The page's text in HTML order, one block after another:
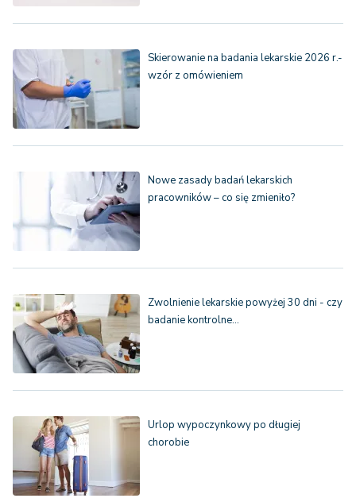
Skierowanie na badania lekarskie 2026 r.-
wzór z omówieniem
Nowe zasady badań lekarskich
pracowników – co się zmieniło?
Zwolnienie lekarskie powyżej 30 dni - czy
badanie kontrolne…
Urlop wypoczynkowy po długiej
chorobie